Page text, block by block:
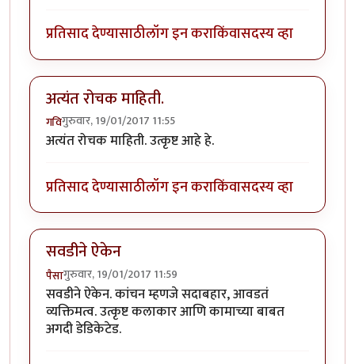
प्रतिसाद देण्यासाठीलॉग इन कराकिंवासदस्य व्हा
अत्यंत रोचक माहिती.
गविगुरुवार, 19/01/2017 11:55
अत्यंत रोचक माहिती. उत्कृष्ट आहे हे.
प्रतिसाद देण्यासाठीलॉग इन कराकिंवासदस्य व्हा
सवडीने ऐकेन
पैसागुरुवार, 19/01/2017 11:59
सवडीने ऐकेन. कांचन म्हणजे सदाबहार, आवडतं
व्यक्तिमत्व. उत्कृष्ट कलाकार आणि कामाच्या बाबत
अगदी डेडिकेटेड.